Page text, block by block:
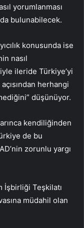
yorumlanması
bulunabilecek.
konusunda ise
nasıl
ileride Türkiye’yi
herhangi
düşünüyor.
kendiliğinden
de bu
zorunlu yargı
İşbirliği Teşkilatı
müdahil olan